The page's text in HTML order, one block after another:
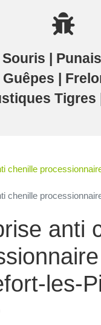
|
|
chenille
chenille
anti
les-